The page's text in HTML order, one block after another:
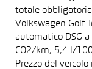
totale
Volkswagen Golf
automatico DSG
CO2/km, 5,4 l/
Prezzo del